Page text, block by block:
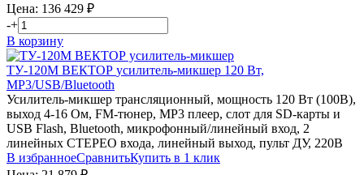
Цена: 136 429 ₽
-+
В корзину
ТУ-120М ВЕКТОР усилитель-микшер 120 Вт,
MP3/USB/Bluetooth
Усилитель-микшер трансляционный, мощность 120 Вт (100В),
выход 4-16 Ом, FM-тюнер, MP3 плеер, слот для SD-карты и
USB Flash, Bluetooth, микрофонный/линейный вход, 2
линейных СТЕРЕО входа, линейный выход, пульт ДУ, 220В
В избранноеСравнитьКупить в 1 клик